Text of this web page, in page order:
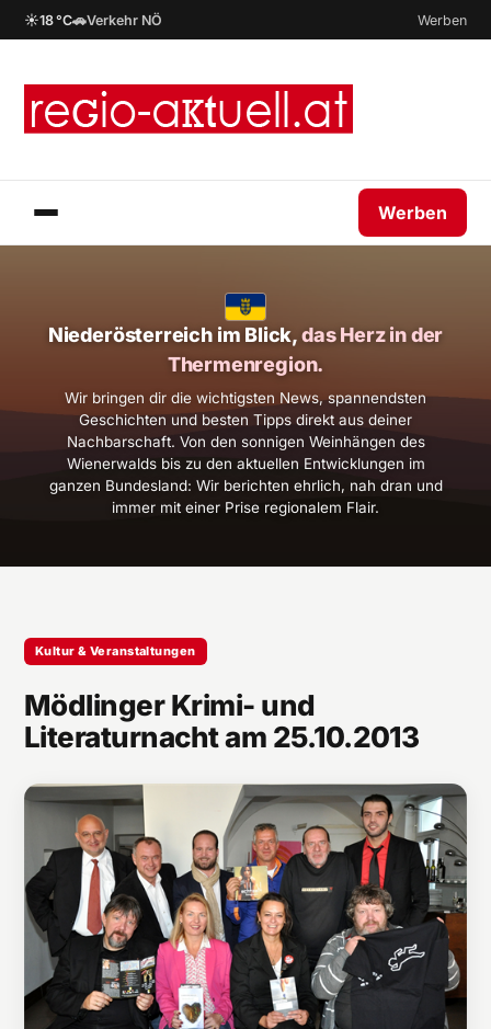
☀18 °C🚗Verkehr NÖ Werben
Werben
Niederösterreich im Blick,das Herz in der
Thermenregion.
Wir bringen dir die wichtigsten News, spannendsten
Geschichten und besten Tipps direkt aus deiner
Nachbarschaft. Von den sonnigen Weinhängen des
Wienerwalds bis zu den aktuellen Entwicklungen im
ganzen Bundesland: Wir berichten ehrlich, nah dran und
immer mit einer Prise regionalem Flair.
Kultur & Veranstaltungen
Mödlinger Krimi- und
Literaturnacht am 25.10.2013